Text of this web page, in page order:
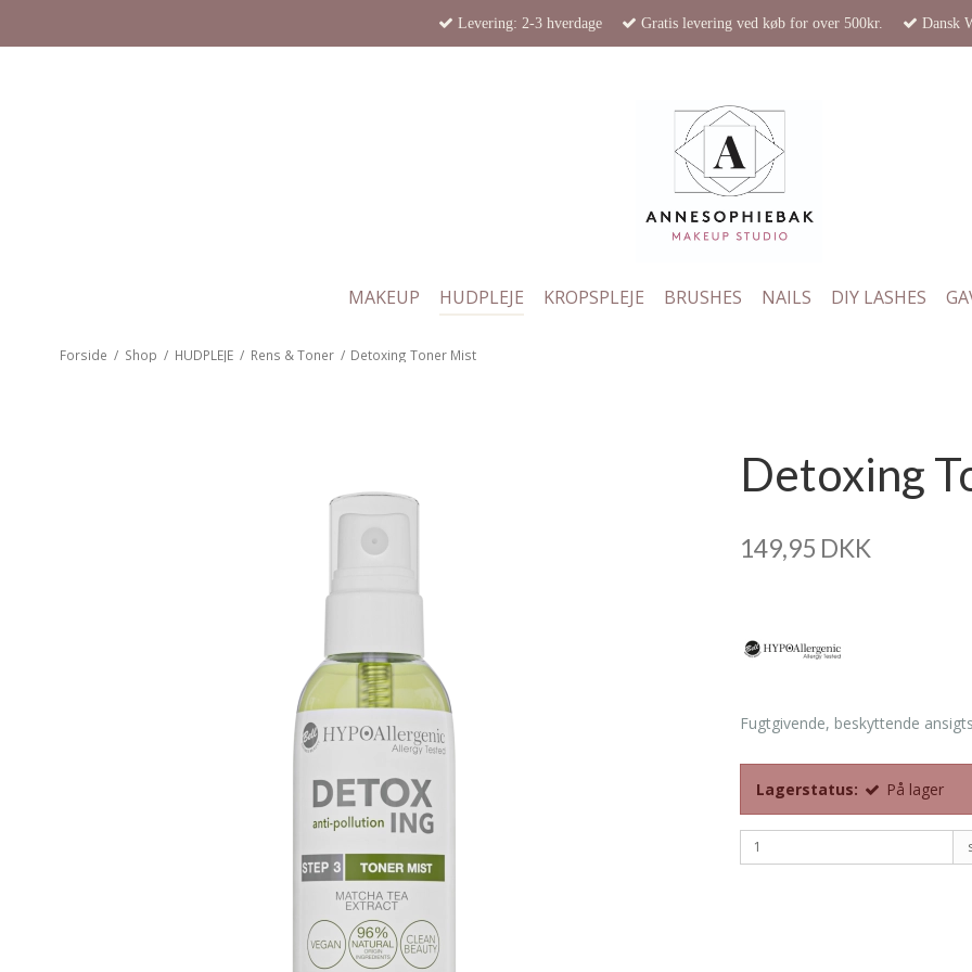
Levering: 2-3 hverdage Gratis levering ved køb for over 500kr. Dansk
MAKEUP HUDPLEJE KROPSPLEJE BRUSHES NAILS DIY LASHES
Forside / Shop / HUDPLEJE / Rens & Toner / Detoxing Toner Mist
Detoxing
149,95 DKK
Fugtgivende, beskyttende
Lagerstatus: På lager